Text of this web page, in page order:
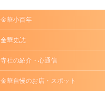
金華小百年
金華史誌
寺社の紹介・心通信
金華自慢のお店・スポット